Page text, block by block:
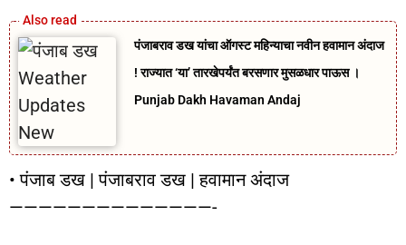
पंजाबराव डख यांचा ऑगस्ट महिन्याचा नवीन हवामान अंदाज
! राज्यात ‘या’ तारखेपर्यंत बरसणार मुसळधार पाऊस ।
Punjab Dakh Havaman Andaj
• पंजाब डख | पंजाबराव डख | हवामान अंदाज
——————————————-